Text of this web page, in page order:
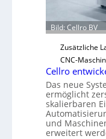
l
Bild: Cellro BV
Zusätzliche
CNC-
Cellro
Das neue
ermöglicht
skalierbaren
und
erweitert